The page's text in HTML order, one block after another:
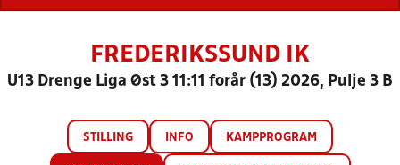
FREDERIKSSUND IK
U13 Drenge Liga Øst 3 11:11 forår (13) 2026, Pulje 3 B
STILLING INFO KAMPPROGRAM